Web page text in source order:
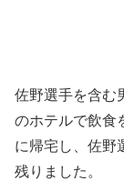
佐野選手を含む
のホテルで飲食
に帰宅し、佐野
残りました。